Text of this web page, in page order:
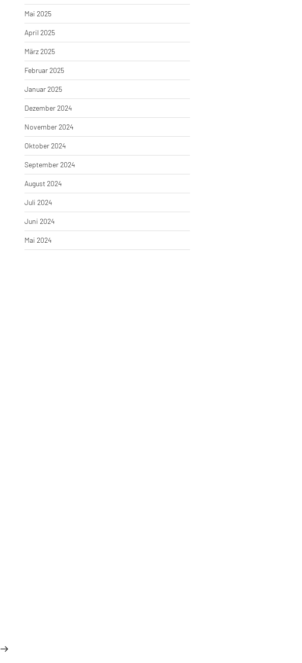
Mai 2025
April 2025
März 2025
Februar 2025
Januar 2025
Dezember 2024
November 2024
Oktober 2024
September 2024
August 2024
Juli 2024
Juni 2024
Mai 2024